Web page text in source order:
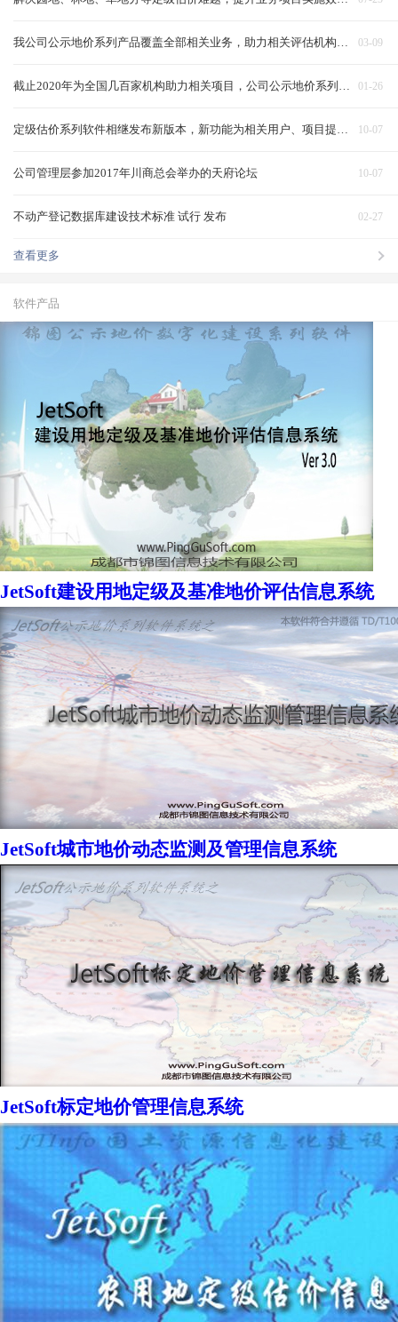
03-09
01-26
10-07
10-07
公司管理层参加2017年川商总会举办的天府论坛
02-27
不动产登记数据库建设技术标准 试行 发布
查看更多
软件产品
JetSoft建设用地定级及基准地价评估信息系统
JetSoft城市地价动态监测及管理信息系统
JetSoft标定地价管理信息系统